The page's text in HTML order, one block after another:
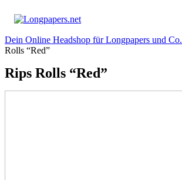
Dein Online Headshop für Longpapers und Co.
Rolls “Red”
Rips Rolls “Red”